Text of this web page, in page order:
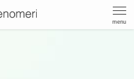
menu